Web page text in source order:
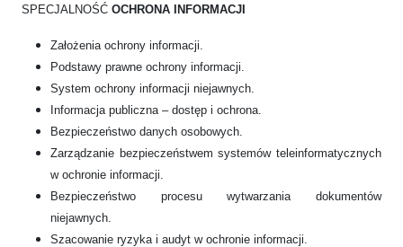
SPECJALNOŚĆ OCHRONA INFORMACJI
Założenia ochrony informacji.
Podstawy prawne ochrony informacji.
System ochrony informacji niejawnych.
Informacja publiczna – dostęp i ochrona.
Bezpieczeństwo danych osobowych.
Zarządzanie bezpieczeństwem systemów teleinformatycznych
w ochronie informacji.
Bezpieczeństwo procesu wytwarzania dokumentów
niejawnych.
Szacowanie ryzyka i audyt w ochronie informacji.